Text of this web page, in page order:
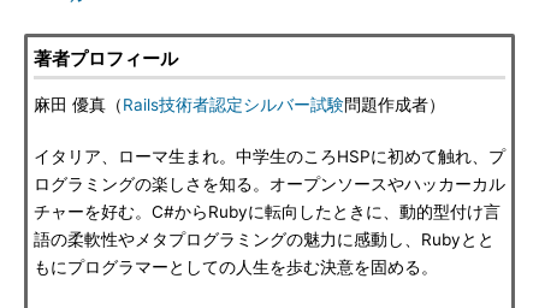
著者プロフィール
麻田 優真（Rails技術者認定シルバー試験問題作成者）
イタリア、ローマ生まれ。中学生のころHSPに初めて触れ、プ
ログラミングの楽しさを知る。オープンソースやハッカーカル
チャーを好む。C#からRubyに転向したときに、動的型付け言
語の柔軟性やメタプログラミングの魅力に感動し、Rubyとと
もにプログラマーとしての人生を歩む決意を固める。